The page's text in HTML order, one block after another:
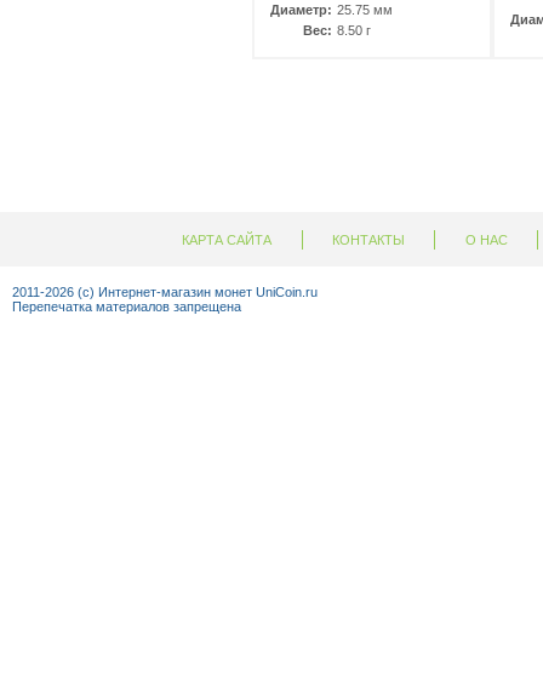
Диаметр: 25.75 мм
Вес: 8.50 г
КАРТА САЙТА КОНТАКТЫ О НАС
2011-2026 (c) Интернет-магазин монет UniCoin.ru
Перепечатка материалов запрещена